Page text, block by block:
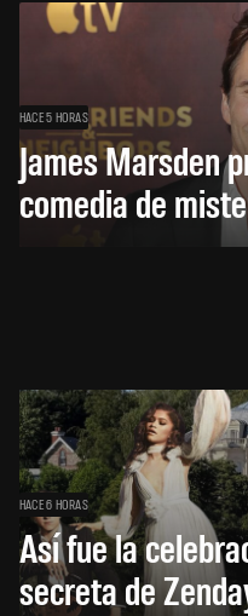
HACE 5 HORAS
James Marsden
comedia de
HACE 6 HORAS
Así fue la
secreta de